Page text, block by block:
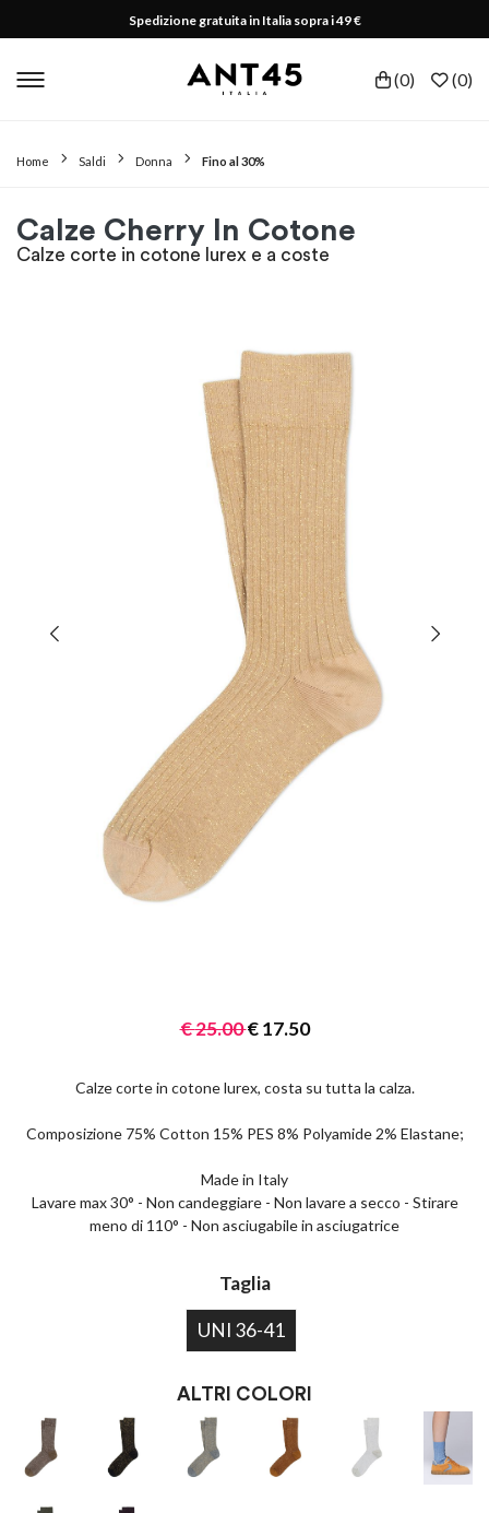
Spedizione gratuita in Italia sopra i 49 €
(0) (0)
Home Saldi Donna Fino al 30%
Calze Cherry In Cotone
Calze corte in cotone lurex e a coste
€25.00€17.50
Calze corte in cotone lurex, costa su tutta la calza.
Composizione 75% Cotton 15% PES 8% Polyamide 2% Elastane;
Made in Italy
Lavare max 30° - Non candeggiare - Non lavare a secco - Stirare
meno di 110° - Non asciugabile in asciugatrice
Taglia
UNI 36-41
ALTRI COLORI